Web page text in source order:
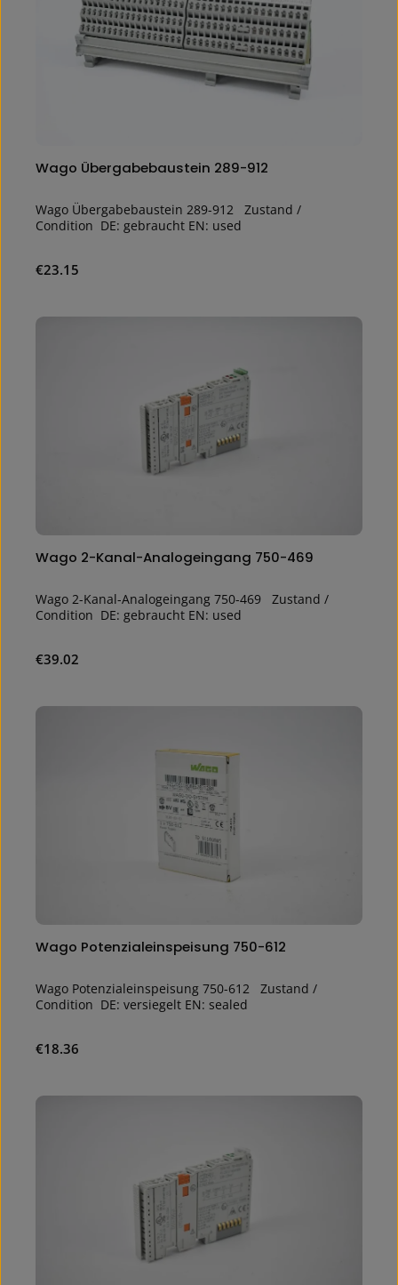
Wago Übergabebaustein 289-912
Wago Übergabebaustein 289-912 Zustand /
Condition DE: gebraucht EN: used
Regular price:
€23.15
Wago 2-Kanal-Analogeingang 750-469
Wago 2-Kanal-Analogeingang 750-469 Zustand /
Condition DE: gebraucht EN: used
Regular price:
€39.02
Wago Potenzialeinspeisung 750-612
Wago Potenzialeinspeisung 750-612 Zustand /
Condition DE: versiegelt EN: sealed
Regular price:
€18.36